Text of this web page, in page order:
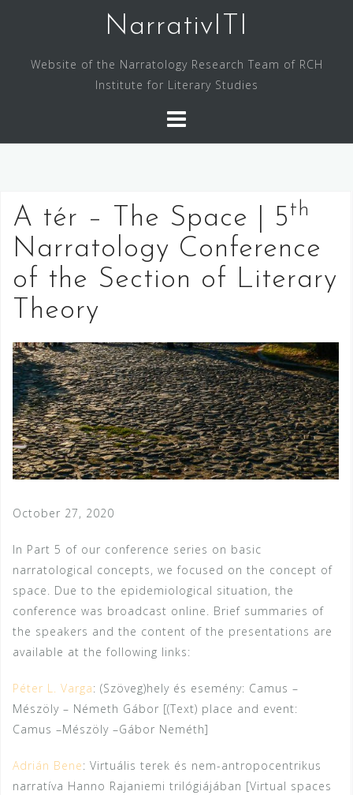
NarrativITI
Website of the Narratology Research Team of RCH
Institute for Literary Studies
A tér – The Space | 5th
Narratology Conference
of the Section of Literary
Theory
October 27, 2020
In Part 5 of our conference series on basic
narratological concepts, we focused on the concept of
space. Due to the epidemiological situation, the
conference was broadcast online. Brief summaries of
the speakers and the content of the presentations are
available at the following links:
Péter L. Varga: (Szöveg)hely és esemény: Camus –
Mészöly – Németh Gábor [(Text) place and event:
Camus –Mészöly –Gábor Neméth]
Adrián Bene: Virtuális terek és nem-antropocentrikus
narratíva Hanno Rajaniemi trilógiájában [Virtual spaces